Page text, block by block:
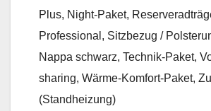
Plus, Night-Paket,
Professional, Sitzbezug /
Nappa schwarz, Technik-Paket,
sharing, Wärme-Komfort-Paket,
(Standheizung)